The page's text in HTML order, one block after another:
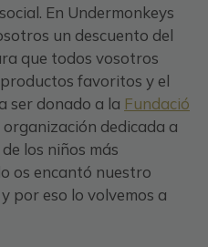
En Undermonkeys
un descuento del
que todos vosotros
favoritos y el
ser donado a la Fundació
organización dedicada a
los niños más
os encantó nuestro
por eso lo volvemos a